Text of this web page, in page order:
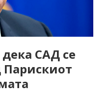
САД се
Парискиот